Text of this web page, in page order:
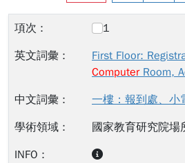
1
First Floor:
ComputerRoom,
一樓：報到處、小
國家教育研究院場